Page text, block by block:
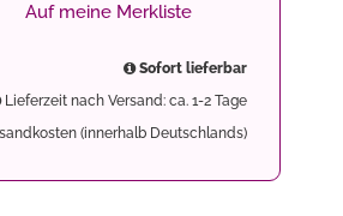
Auf meine Merkliste
Sofort lieferbar
Lieferzeit nach Versand: ca. 1-2 Tage
(innerhalb Deutschlands)